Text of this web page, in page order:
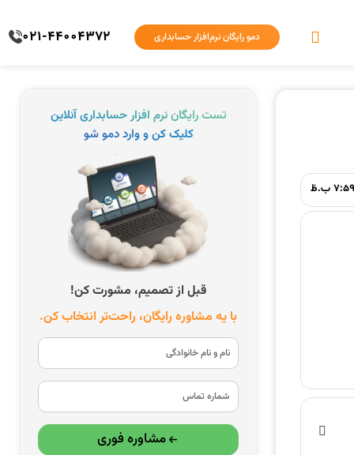
دمو رایگان نرم‌افزار حسابداری 021-44004372
ب.ظ
تست رایگان نرم افزار حسابداری آنلاین
کلیک کن و وارد دمو شو
قبل از تصمیم، مشورت کن!
با یه مشاوره رایگان، راحت‌تر انتخاب کن.
مشاوره فوری